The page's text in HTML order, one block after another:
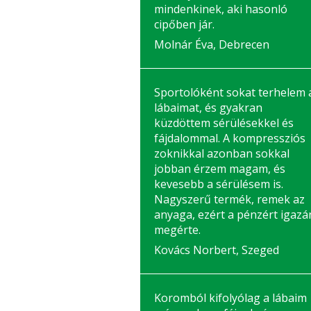
mindenkinek, aki hasonló
cipőben jár.
Molnár Éva, Debrecen
Sportolóként sokat terhelem
lábaimat, és gyakran
küzdöttem sérülésekkel és
fájdalommal. A kompressziós
zoknikkal azonban sokkal
jobban érzem magam, és
kevesebb a sérülésem is.
Nagyszerű termék, remek az
anyaga, ezért a pénzért
megérte.
Kovács Norbert, Szeged
Koromból kifolyólag a lábaim